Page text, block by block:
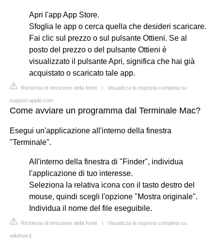
Apri l'app App Store.
Sfoglia le app o cerca quella che desideri scaricare.
Fai clic sul prezzo o sul pulsante Ottieni. Se al
posto del prezzo o del pulsante Ottieni è
visualizzato il pulsante Apri, significa che hai già
acquistato o scaricato tale app.
Richiesta di rimozione della fonte | Visualizza la risposta completa su
support.apple.com
Come avviare un programma dal Terminale Mac?
Esegui un'applicazione all'interno della finestra
"Terminale".
All'interno della finestra di "Finder", individua
l'applicazione di tuo interesse.
Seleziona la relativa icona con il tasto destro del
mouse, quindi scegli l'opzione "Mostra originale".
Individua il nome del file eseguibile.
Richiesta di rimozione della fonte | Visualizza la risposta completa su
wikihow.it